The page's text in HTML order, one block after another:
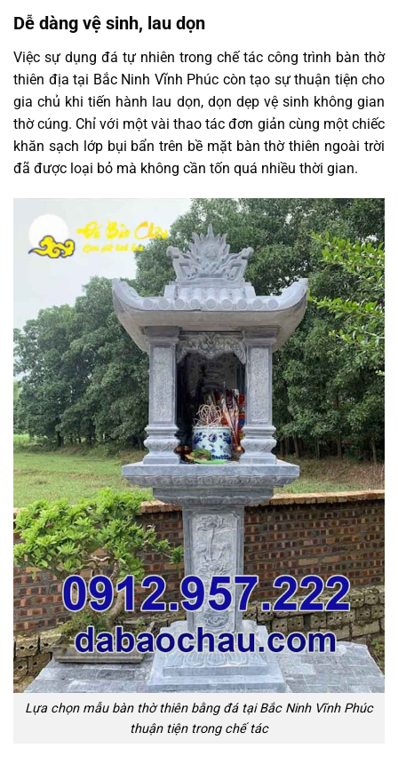
Dễ dàng vệ sinh, lau dọn
Việc sự dụng đá tự nhiên trong chế tác công trình bàn thờ
thiên địa tại Bắc Ninh Vĩnh Phúc còn tạo sự thuận tiện cho
gia chủ khi tiến hành lau dọn, dọn dẹp vệ sinh không gian
thờ cúng. Chỉ với một vài thao tác đơn giản cùng một chiếc
khăn sạch lớp bụi bẩn trên bề mặt bàn thờ thiên ngoài trời
đã được loại bỏ mà không cần tốn quá nhiều thời gian.
Lựa chọn mẫu bàn thờ thiên bằng đá tại Bắc Ninh Vĩnh Phúc
thuận tiện trong chế tác